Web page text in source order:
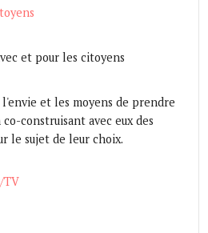
et pour les citoyens
et les moyens de prendre
construisant avec eux des
le sujet de leur choix.
TV